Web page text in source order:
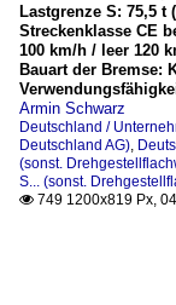
Lastgrenze S: 75,5 t
Streckenklasse CE
100 km/h / leer 120
Bauart der Bremse:
Armin Schwarz
Deutschland /
Deutschland AG)
(sonst.
S... (sonst.
 749 1200x819 Px,